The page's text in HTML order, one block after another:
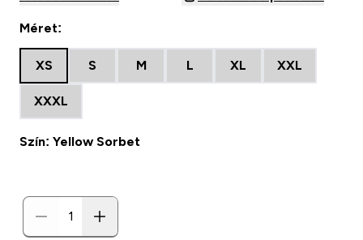
Méret:
XS S M L XL XXL
XXXL
Szín: Yellow Sorbet